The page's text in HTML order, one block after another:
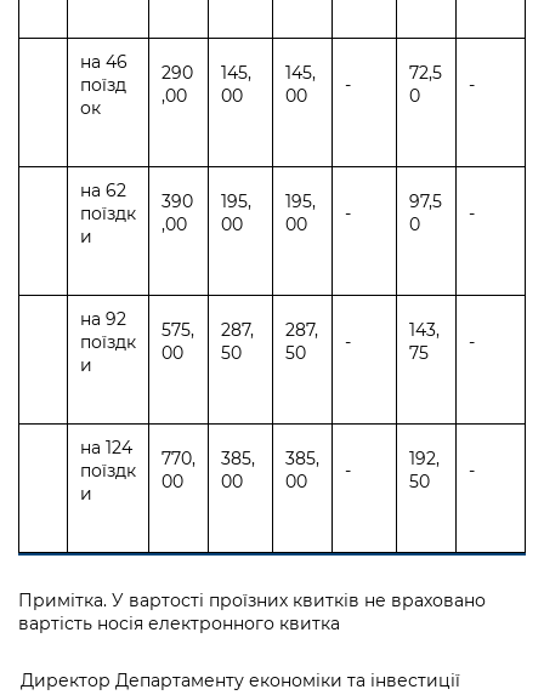
на 46
поїзд
ок
290
,00
145,
00
145,
00
-
72,5
0
-
на 62
поїздк
и
390
,00
195,
00
195,
00
-
97,5
0
-
на 92
поїздк
и
575,
00
287,
50
287,
50
-
143,
75
-
на 124
поїздк
и
770,
00
385,
00
385,
00
-
192,
50
-
Примітка. У вартості проїзних квитків не враховано
вартість носія електронного квитка
Директор Департаменту економіки та інвестиції